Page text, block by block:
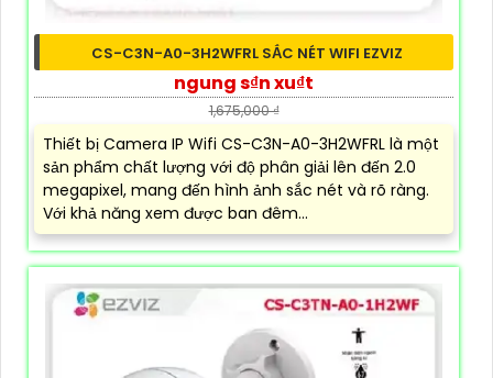
CS-C3N-A0-3H2WFRL SẮC NÉT WIFI EZVIZ
ngung s₫n xu₫t
1,675,000 ₫
Thiết bị Camera IP Wifi CS-C3N-A0-3H2WFRL là một
sản phẩm chất lượng với độ phân giải lên đến 2.0
megapixel, mang đến hình ảnh sắc nét và rõ ràng.
Với khả năng xem được ban đêm...